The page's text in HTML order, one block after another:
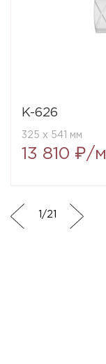
K-626
325 x 541 мм
13 810 ₽/
/21